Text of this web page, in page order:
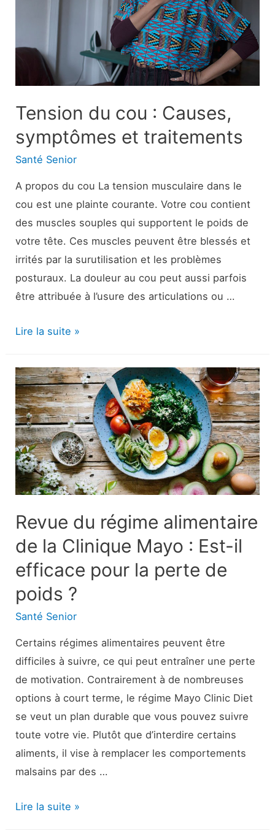
vous
devez
savoir,
Conseils
de
prévention
Tension du cou : Causes,
symptômes et traitements
Santé Senior
A propos du cou La tension musculaire dans le
cou est une plainte courante. Votre cou contient
des muscles souples qui supportent le poids de
votre tête. Ces muscles peuvent être blessés et
irrités par la surutilisation et les problèmes
posturaux. La douleur au cou peut aussi parfois
être attribuée à l’usure des articulations ou …
Tension
cou
:
Causes,
symptômes
et
traitements
Lire la suite »
Revue du régime alimentaire
de la Clinique Mayo : Est-il
efficace pour la perte de
poids ?
Santé Senior
Certains régimes alimentaires peuvent être
difficiles à suivre, ce qui peut entraîner une perte
de motivation. Contrairement à de nombreuses
options à court terme, le régime Mayo Clinic Diet
se veut un plan durable que vous pouvez suivre
toute votre vie. Plutôt que d’interdire certains
aliments, il vise à remplacer les comportements
malsains par des …
Revue
Lire la suite »